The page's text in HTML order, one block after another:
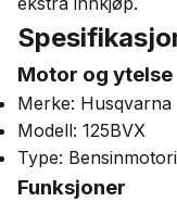
Motor og ytelse
Merke: Husqvarna
Modell: 125BVX
Type:
Funksjoner